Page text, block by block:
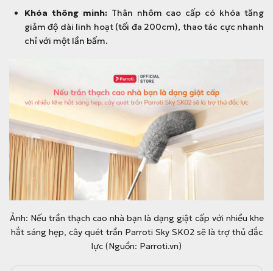
.0
0
Khóa thông minh:Thân nhôm cao cấp có khóa tăng
giảm độ dài linh hoạt (tối đa 200cm), thao tác cực nhanh
chỉ với một lần bấm.
Ảnh: Nếu trần thạch cao nhà bạn là dạng giật cấp với nhiều khe
hắt sáng hẹp, cây quét trần Parroti Sky SK02 sẽ là trợ thủ đắc
lực (Nguồn: Parroti.vn)